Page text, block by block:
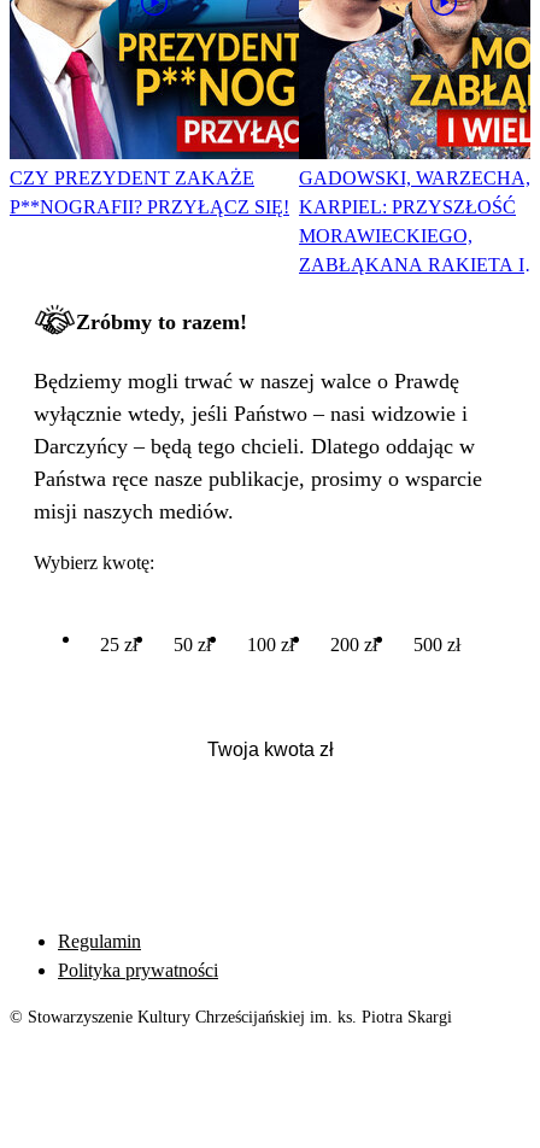
CZY PREZYDENT ZAKAŻE
P**NOGRAFII? PRZYŁĄCZ SIĘ!
GADOWSKI, WARZECHA,
KARPIEL: PRZYSZŁOŚĆ
MORAWIECKIEGO,
ZABŁĄKANA RAKIETA I
Zróbmy to razem!
Będziemy mogli trwać w naszej walce o Prawdę
wyłącznie wtedy, jeśli Państwo – nasi widzowie i
Darczyńcy – będą tego chcieli. Dlatego oddając w
Państwa ręce nasze publikacje, prosimy o wsparcie
misji naszych mediów.
Wybierz kwotę:
25 zł 50 zł 100 zł 200 zł 500 zł
Regulamin
Polityka prywatności
© Stowarzyszenie Kultury Chrześcijańskiej im. ks. Piotra Skargi